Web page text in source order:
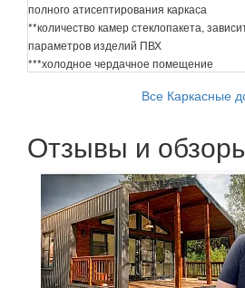
полного атисептирования каркаса
**количество камер стеклопакета,
параметров изделий ПВХ
***холодное чердачное помещение
Все Каркасные
Отзывы и